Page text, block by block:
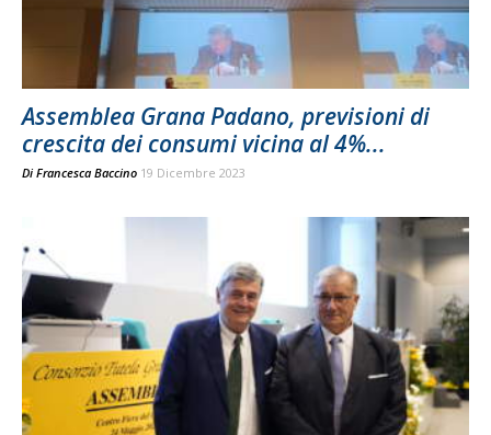
Assemblea Grana Padano, previsioni di
crescita dei consumi vicina al 4%...
Di Francesca Baccino 19 Dicembre 2023